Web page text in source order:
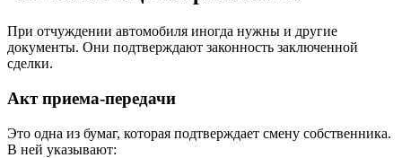
При отчуждении автомобиля иногда нужны и другие
документы. Они подтверждают законность заключенной
сделки.
Акт приема-передачи
Это одна из бумаг, которая подтверждает смену собственника.
В ней указывают: